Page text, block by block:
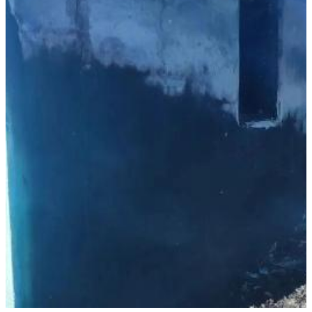
денег с карты
09.08.2026 | 11:28
В Тольятти спасли подростков на сапборде, которых унесло от
09.08.2026 | 10:56
9 августа на нескольких улицах Самары не будет холодной
В Самарской области 9 августа около 5 часов действовала
беспилотная опасность
09.08.2026 | 10:24
09.08.2026 | 09:33
14 августа
Народные приметы на 10 августа 2026 года: что нельзя делать
в этот день
День строителя в России: какие даты отмечаются 9 августа
09.08.2026 | 08:20